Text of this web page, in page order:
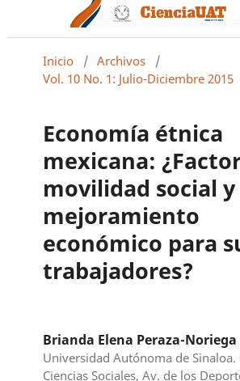
Inicio / Archivos
/
Vol. 10 No. 1: Julio-Diciembre 2015
Economía étnica
mexicana:
movilidad social y
mejoramiento
económico para
trabajadores?
Brianda Elena Peraza-Noriega
Universidad Autónoma de Sinaloa.
Ciencias Sociales, Av. de los